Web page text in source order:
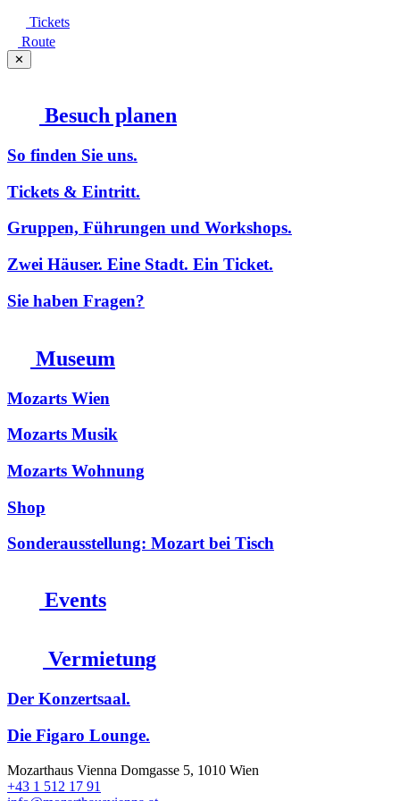
Tickets
Route
✕
Besuch planen
So finden Sie uns.
Tickets & Eintritt.
Gruppen, Führungen und Workshops.
Zwei Häuser. Eine Stadt. Ein Ticket.
Sie haben Fragen?
Museum
Mozarts Wien
Mozarts Musik
Mozarts Wohnung
Shop
Sonderausstellung: Mozart bei Tisch
Events
Vermietung
Der Konzertsaal.
Die Figaro Lounge.
Mozarthaus Vienna Domgasse 5, 1010 Wien
+43 1 512 17 91